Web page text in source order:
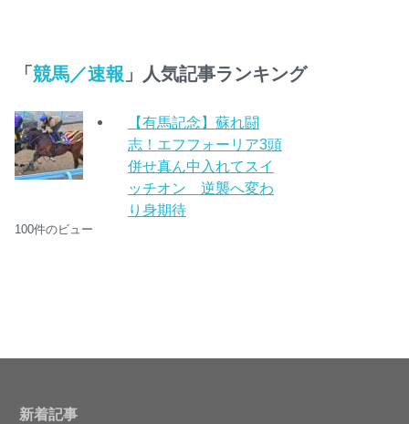
「競馬／速報 」人気記事ランキング
【有馬記念】蘇れ闘
志！エフフォーリア3頭
併せ真ん中入れてスイ
ッチオン 逆襲へ変わ
り身期待
100件のビュー
新着記事